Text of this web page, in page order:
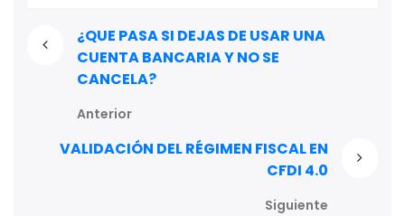
¿QUE PASA SI DEJAS DE USAR UNA
CUENTA BANCARIA Y NO SE
CANCELA?
Anterior
VALIDACIÓN DEL RÉGIMEN FISCAL EN
CFDI 4.0
Siguiente